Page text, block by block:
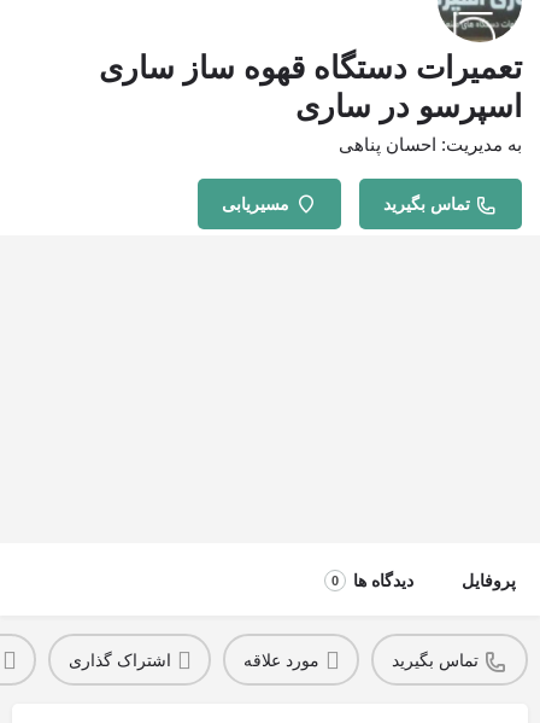
تعمیرات دستگاه قهوه ساز ساری
اسپرسو در ساری
به مدیریت: احسان پناهی
تماس بگیرید مسیریابی
پروفایل دیدگاه ها 0
تماس بگیرید مورد علاقه اشتراک گذاری